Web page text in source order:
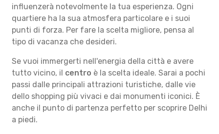
influenzerà notevolmente la tua esperienza. Ogni
quartiere ha la sua atmosfera particolare e i suoi
punti di forza. Per fare la scelta migliore, pensa al
tipo di vacanza che desideri.
Se vuoi immergerti nell'energia della città e avere
tutto vicino, il centro è la scelta ideale. Sarai a pochi
passi dalle principali attrazioni turistiche, dalle vie
dello shopping più vivaci e dai monumenti iconici. È
anche il punto di partenza perfetto per scoprire Delhi
a piedi.